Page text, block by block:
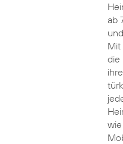
ab
Mit
die